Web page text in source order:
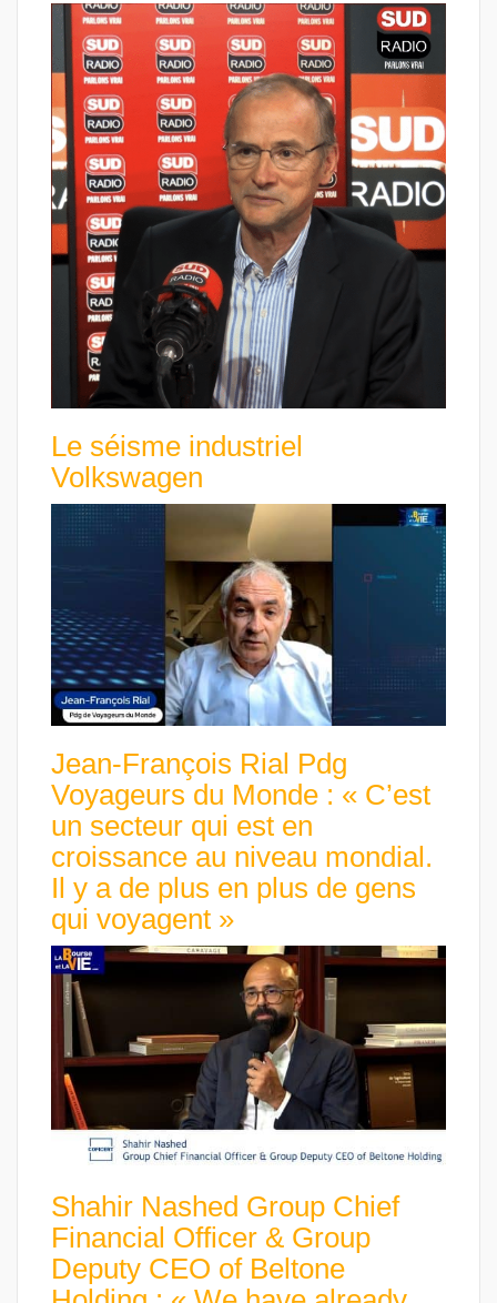
Le séisme industriel
Volkswagen
Jean-François Rial Pdg
Voyageurs du Monde : « C’est
un secteur qui est en
croissance au niveau mondial.
Il y a de plus en plus de gens
qui voyagent »
Shahir Nashed Group Chief
Financial Officer & Group
Deputy CEO of Beltone